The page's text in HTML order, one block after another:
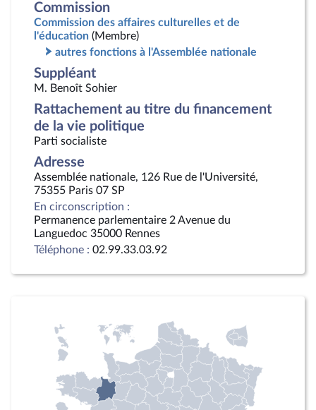
Commission
Commission des affaires culturelles et de
l'éducation (Membre)
autres fonctions à l'Assemblée nationale
Suppléant
M. Benoît Sohier
Rattachement au titre du financement
de la vie politique
Parti socialiste
Adresse
Assemblée nationale, 126 Rue de l'Université,
75355 Paris 07 SP
En circonscription :
Permanence parlementaire 2 Avenue du
Languedoc 35000 Rennes
Téléphone : 02.99.33.03.92